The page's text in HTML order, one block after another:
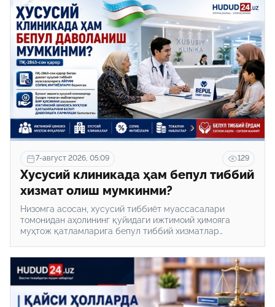
7-август 2026, 05:09 129
Хусусий клиникада ҳам бепул тиббий
хизмат олиш мумкинми?
Низомга асосан, хусусий тиббиёт муассасалари
томонидан аҳолининг қуйидаги ижтимоий ҳимояга
муҳтож қатламларига бепул тиббий хизматлар